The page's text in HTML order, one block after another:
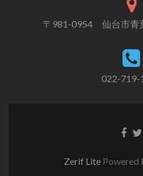
〒981-0954 仙台市青
022-719-
Zerif Lite Powered